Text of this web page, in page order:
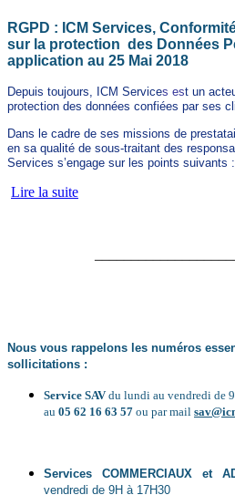
RGPD : ICM Services,
sur la protection des Données
application au 25 Mai 2018
Depuis toujours, ICM Services est un
protection des données confiées par ses
Dans le cadre de ses missions de
en sa qualité de sous-traitant des
Services s’engage sur les points suivants :
Lire la suite
Nous vous rappelons les numéros
sollicitations :
Service SAVdu lundi au vendredi de
au 05 62 16 63 57 ou par mail
Services COMMERCIAUX et
vendredi de 9H à 17H30